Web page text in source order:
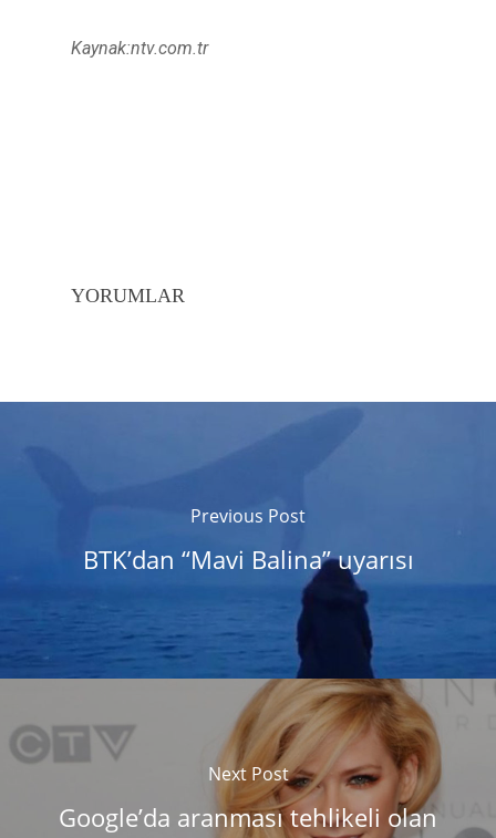
Kaynak:ntv.com.tr
YORUMLAR
Previous Post
BTK’dan “Mavi Balina” uyarısı
Next Post
Google’da aranması tehlikeli olan